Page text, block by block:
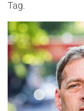
Tag.